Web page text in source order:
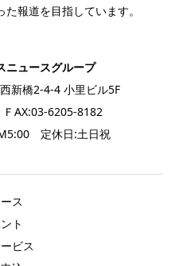
報道を目指しています。
ニュースグループ
新橋2-4-4 小里ビル5F
AX:03-6205-8182
定休日:土日祝
ス
ト
ビス